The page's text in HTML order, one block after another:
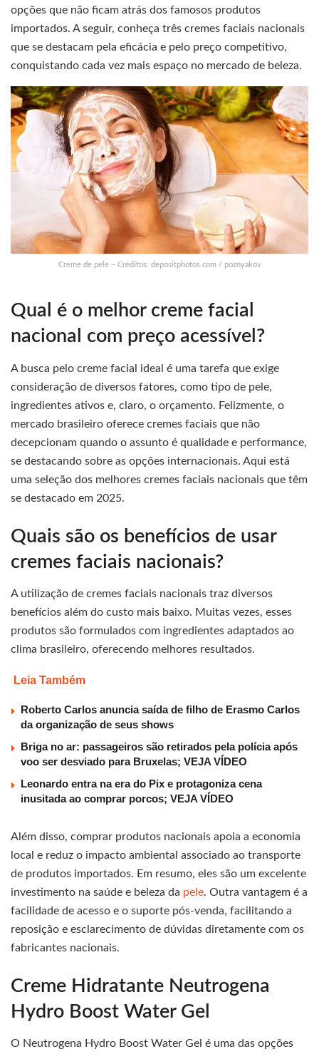
opções que não ficam atrás dos famosos produtos
importados. A seguir, conheça três cremes faciais nacionais
que se destacam pela eficácia e pelo preço competitivo,
conquistando cada vez mais espaço no mercado de beleza.
Creme de pele – Créditos: depositphotos.com / poznyakov
Qual é o melhor creme facial
nacional com preço acessível?
A busca pelo creme facial ideal é uma tarefa que exige
consideração de diversos fatores, como tipo de pele,
ingredientes ativos e, claro, o orçamento. Felizmente, o
mercado brasileiro oferece cremes faciais que não
decepcionam quando o assunto é qualidade e performance,
se destacando sobre as opções internacionais. Aqui está
uma seleção dos melhores cremes faciais nacionais que têm
se destacado em 2025.
Quais são os benefícios de usar
cremes faciais nacionais?
A utilização de cremes faciais nacionais traz diversos
benefícios além do custo mais baixo. Muitas vezes, esses
produtos são formulados com ingredientes adaptados ao
clima brasileiro, oferecendo melhores resultados.
Leia Também
Roberto Carlos anuncia saída de filho de Erasmo Carlos
da organização de seus shows
Briga no ar: passageiros são retirados pela polícia após
voo ser desviado para Bruxelas; VEJA VÍDEO
Leonardo entra na era do Pix e protagoniza cena
inusitada ao comprar porcos; VEJA VÍDEO
Além disso, comprar produtos nacionais apoia a economia
local e reduz o impacto ambiental associado ao transporte
de produtos importados. Em resumo, eles são um excelente
investimento na saúde e beleza da pele. Outra vantagem é a
facilidade de acesso e o suporte pós-venda, facilitando a
reposição e esclarecimento de dúvidas diretamente com os
fabricantes nacionais.
Creme Hidratante Neutrogena
Hydro Boost Water Gel
O Neutrogena Hydro Boost Water Gel é uma das opções